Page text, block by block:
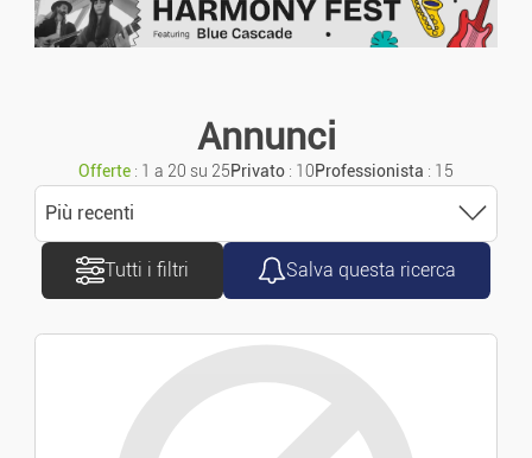
Furgoni/Camion
Accessori/Ricambi
Navigazione
Bicicletta
Annunci
Offerte : 1 a 20 su 25Privato : 10Professionista : 15
Più recenti
Ordinare
Più recenti
Tutti i filtri Salva questa ricerca